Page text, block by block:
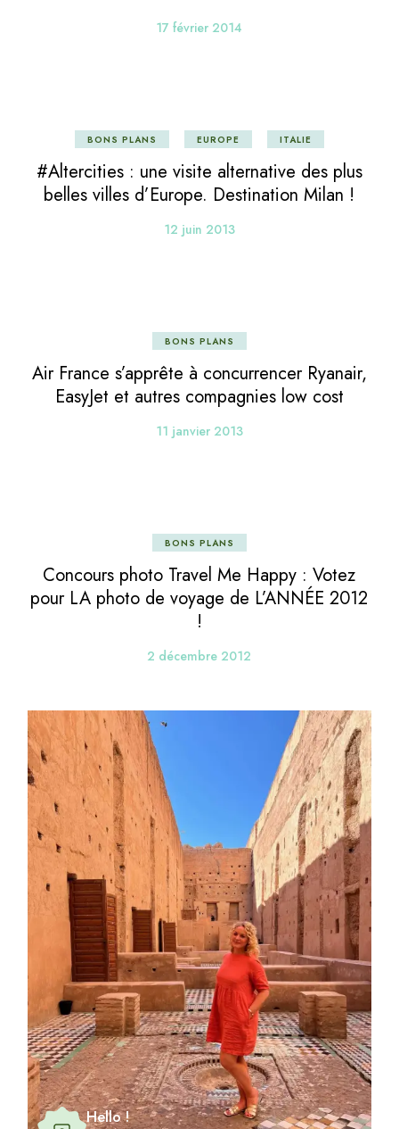
17 février 2014
BONS PLANS EUROPE ITALIE
#Altercities : une visite alternative des plus
belles villes d’Europe. Destination Milan !
12 juin 2013
BONS PLANS
Air France s’apprête à concurrencer Ryanair,
EasyJet et autres compagnies low cost
11 janvier 2013
BONS PLANS
Concours photo Travel Me Happy : Votez
pour LA photo de voyage de L’ANNÉE 2012
!
2 décembre 2012
Hello !